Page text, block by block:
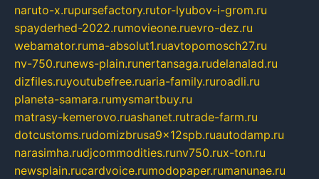
naruto-x.rupursefactory.rutor-lyubov-i-grom.ru
spayderhed-2022.rumovieone.ruevro-dez.ru
webamator.ruma-absolut1.ruavtopomosch27.ru
nv-750.runews-plain.runertansaga.rudelanalad.ru
dizfiles.ruyoutubefree.ruaria-family.ruroadli.ru
planeta-samara.rumysmartbuy.ru
matrasy-kemerovo.ruashanet.rutrade-farm.ru
dotcustoms.rudomizbrusa9x12spb.ruautodamp.ru
narasimha.rudjcommodities.runv750.rux-ton.ru
newsplain.rucardvoice.rumodopaper.rumanunae.ru